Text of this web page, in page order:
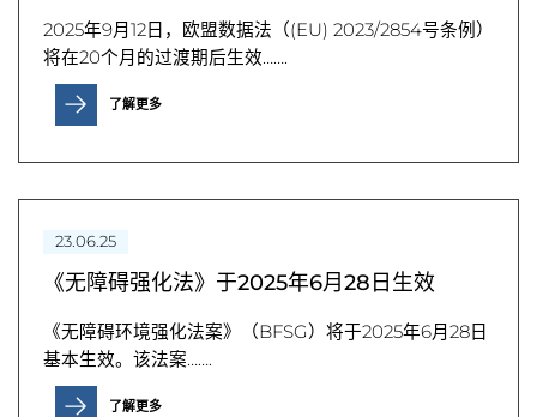
2025年9月12日，欧盟数据法（(EU) 2023/2854号条例）
将在20个月的过渡期后生效…….
了解更多
23.06.25
《无障碍强化法》于2025年6月28日生效
《无障碍环境强化法案》（BFSG）将于2025年6月28日
基本生效。该法案…….
了解更多